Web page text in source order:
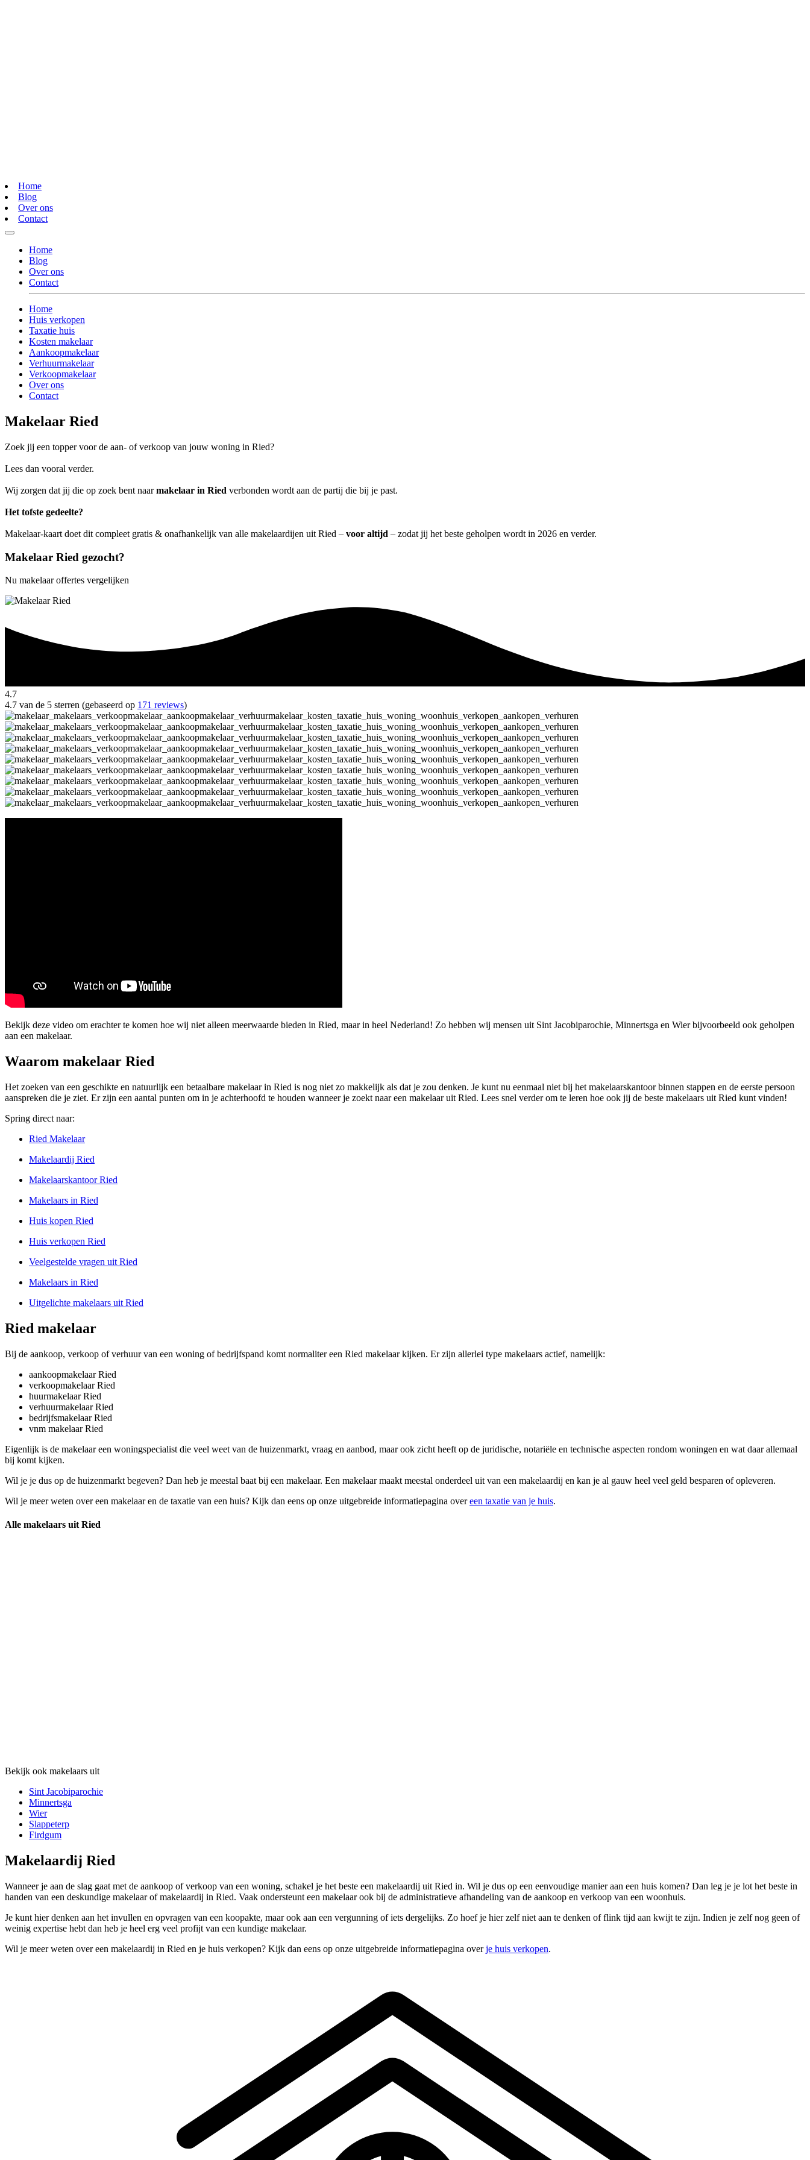
Home
Blog
Over ons
Contact
Home
Blog
Over ons
Contact
Home
Huis verkopen
Taxatie huis
Kosten makelaar
Aankoopmakelaar
Verhuurmakelaar
Verkoopmakelaar
Over ons
Contact
Makelaar Ried
Zoek jij een topper voor de aan- of verkoop van jouw woning in Ried?
Lees dan vooral verder.
Wij zorgen dat jij die op zoek bent naarmakelaar in Ried verbonden wordt aan de partij die bij je past.
Het tofste gedeelte?
Makelaar-kaart doet dit compleet gratis & onafhankelijk van alle makelaardijen uit Ried – voor altijd – zodat jij het beste geholpen wordt in 2026 en verder.
Makelaar Ried gezocht?
Nu makelaar offertes vergelijken
4.7
4.7 van de 5 sterren (gebaseerd op 171 reviews)
Bekijk deze video om erachter te komen hoe wij niet alleen meerwaarde bieden in Ried, maar in heel Nederland! Zo hebben wij mensen uit Sint Jacobiparochie, Minnertsga en Wier bijvoorbeeld ook geholpen
aan een makelaar.
Waarom makelaar Ried
Het zoeken van een geschikte en natuurlijk een betaalbare makelaar in Ried is nog niet zo makkelijk als dat je zou denken. Je kunt nu eenmaal niet bij het makelaarskantoor binnen stappen en de eerste persoon
aanspreken die je ziet. Er zijn een aantal punten om in je achterhoofd te houden wanneer je zoekt naar een makelaar uit Ried. Lees snel verder om te leren hoe ook jij de beste makelaars uit Ried kunt vinden!
Spring direct naar:
Ried Makelaar
Makelaardij Ried
Makelaarskantoor Ried
Makelaars in Ried
Huis kopen Ried
Huis verkopen Ried
Veelgestelde vragen uit Ried
Makelaars in Ried
Uitgelichte makelaars uit Ried
Ried makelaar
Bij de aankoop, verkoop of verhuur van een woning of bedrijfspand komt normaliter een Ried makelaar kijken. Er zijn allerlei type makelaars actief, namelijk:
aankoopmakelaar Ried
verkoopmakelaar Ried
huurmakelaar Ried
verhuurmakelaar Ried
bedrijfsmakelaar Ried
vnm makelaar Ried
Eigenlijk is de makelaar een woningspecialist die veel weet van de huizenmarkt, vraag en aanbod, maar ook zicht heeft op de juridische, notariële en technische aspecten rondom woningen en wat daar allemaal
bij komt kijken.
Wil je je dus op de huizenmarkt begeven? Dan heb je meestal baat bij een makelaar. Een makelaar maakt meestal onderdeel uit van een makelaardij en kan je al gauw heel veel geld besparen of opleveren.
Wil je meer weten over een makelaar en de taxatie van een huis? Kijk dan eens op onze uitgebreide informatiepagina overeen taxatie van je huis.
Alle makelaars uit Ried
Bekijk ook makelaars uit
Sint Jacobiparochie
Minnertsga
Wier
Slappeterp
Firdgum
Makelaardij Ried
Wanneer je aan de slag gaat met de aankoop of verkoop van een woning, schakel je het beste een makelaardij uit Ried in. Wil je dus op een eenvoudige manier aan een huis komen? Dan leg je je lot het beste in
handen van een deskundige makelaar of makelaardij in Ried. Vaak ondersteunt een makelaar ook bij de administratieve afhandeling van de aankoop en verkoop van een woonhuis.
Je kunt hier denken aan het invullen en opvragen van een koopakte, maar ook aan een vergunning of iets dergelijks. Zo hoef je hier zelf niet aan te denken of flink tijd aan kwijt te zijn. Indien je zelf nog geen of
weinig expertise hebt dan heb je heel erg veel profijt van een kundige makelaar.
Wil je meer weten over een makelaardij in Ried en je huis verkopen? Kijk dan eens op onze uitgebreide informatiepagina overje huis verkopen.